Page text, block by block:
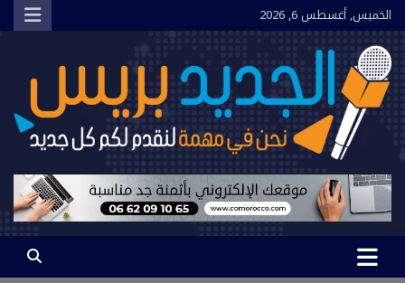
Skip
to
content
الخميس, أغسطس 6, 2026
الجديد بريس
نحن في مهمة لنقدم لكم كل جديد